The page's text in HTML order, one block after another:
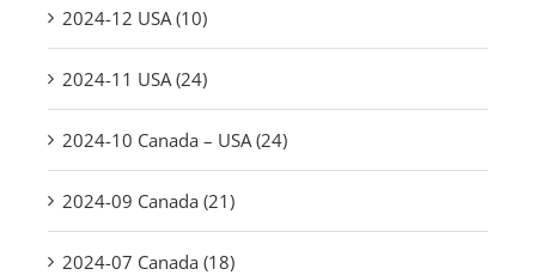
2024-12 USA (10)
2024-11 USA (24)
2024-10 Canada – USA (24)
2024-09 Canada (21)
2024-07 Canada (18)